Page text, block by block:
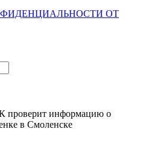
ОТ
проверит информацию о
в Смоленске